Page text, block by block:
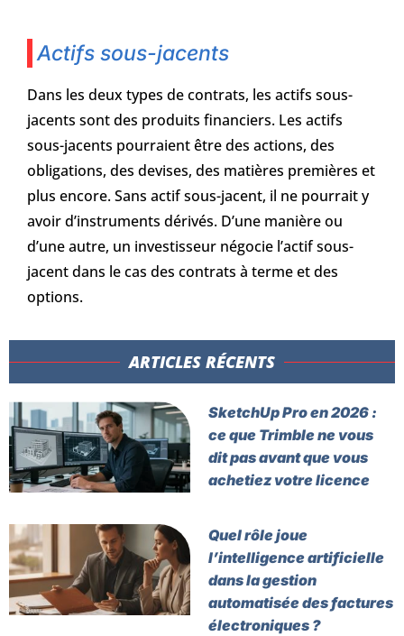
Actifs sous-jacents
Dans les deux types de contrats, les actifs sous-
jacents sont des produits financiers. Les actifs
sous-jacents pourraient être des actions, des
obligations, des devises, des matières premières et
plus encore. Sans actif sous-jacent, il ne pourrait y
avoir d’instruments dérivés. D’une manière ou
d’une autre, un investisseur négocie l’actif sous-
jacent dans le cas des contrats à terme et des
options.
ARTICLES RÉCENTS​
SketchUp Pro en 2026 :
ce que Trimble ne vous
dit pas avant que vous
achetiez votre licence
Quel rôle joue
l’intelligence artificielle
dans la gestion
automatisée des factures
électroniques ?